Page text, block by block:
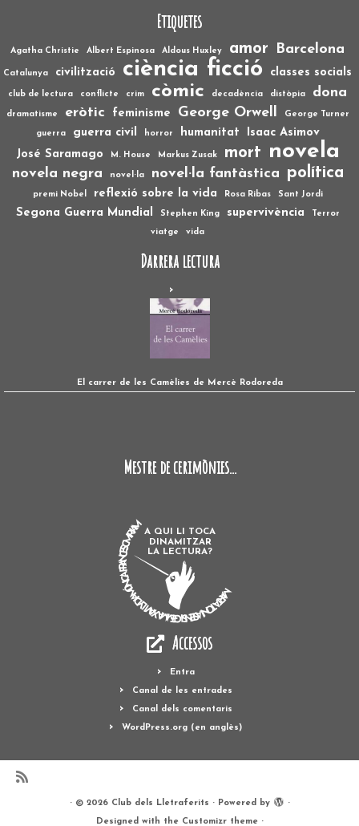
Etiquetes
Agatha Christie Albert Espinosa Aldous Huxley amor Barcelona
Catalunya civilització ciència ficció classes socials
club de lectura conflicte crim còmic decadència distòpia dona
dramatisme eròtic feminisme George Orwell George Turner
guerra guerra civil horror humanitat
Isaac Asimov
José Saramago
M. House Markus Zusak mort novela
novela negra novel·la novel·la fantàstica política
premi Nobel reflexió sobre la vida Rosa Ribas Sant Jordi
Segona Guerra Mundial Stephen King supervivència Terror
viatge vida
Darrera lectura
El carrer de les Camèlies de Mercè Rodoreda
Mestre de cerimònies...
A QUI LI TOCA
DINAMITZAR
LA LECTURA?
MARTA TONI ASENSI GEMMA XAVI LYDIA MÓNICA FRANCESC MIRIAM
Accessos
Entra
Canal de les entrades
Canal dels comentaris
WordPress.org (en anglès)
· © 2026 Club dels Lletraferits · Powered by ·
Designed with the Customizr theme ·